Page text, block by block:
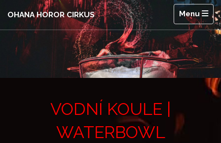
Menu
OHANA HOROR CIRKUS
VODNÍ KOULE |
WATERBOWL